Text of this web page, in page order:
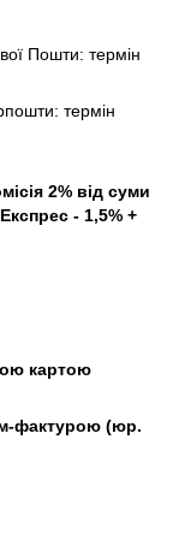
Пошти: термін
термін
2% від суми
- 1,5% +
картою
фактурою (юр.